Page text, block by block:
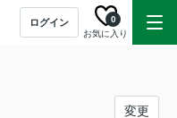
ログイン
お気に入り
0
変更